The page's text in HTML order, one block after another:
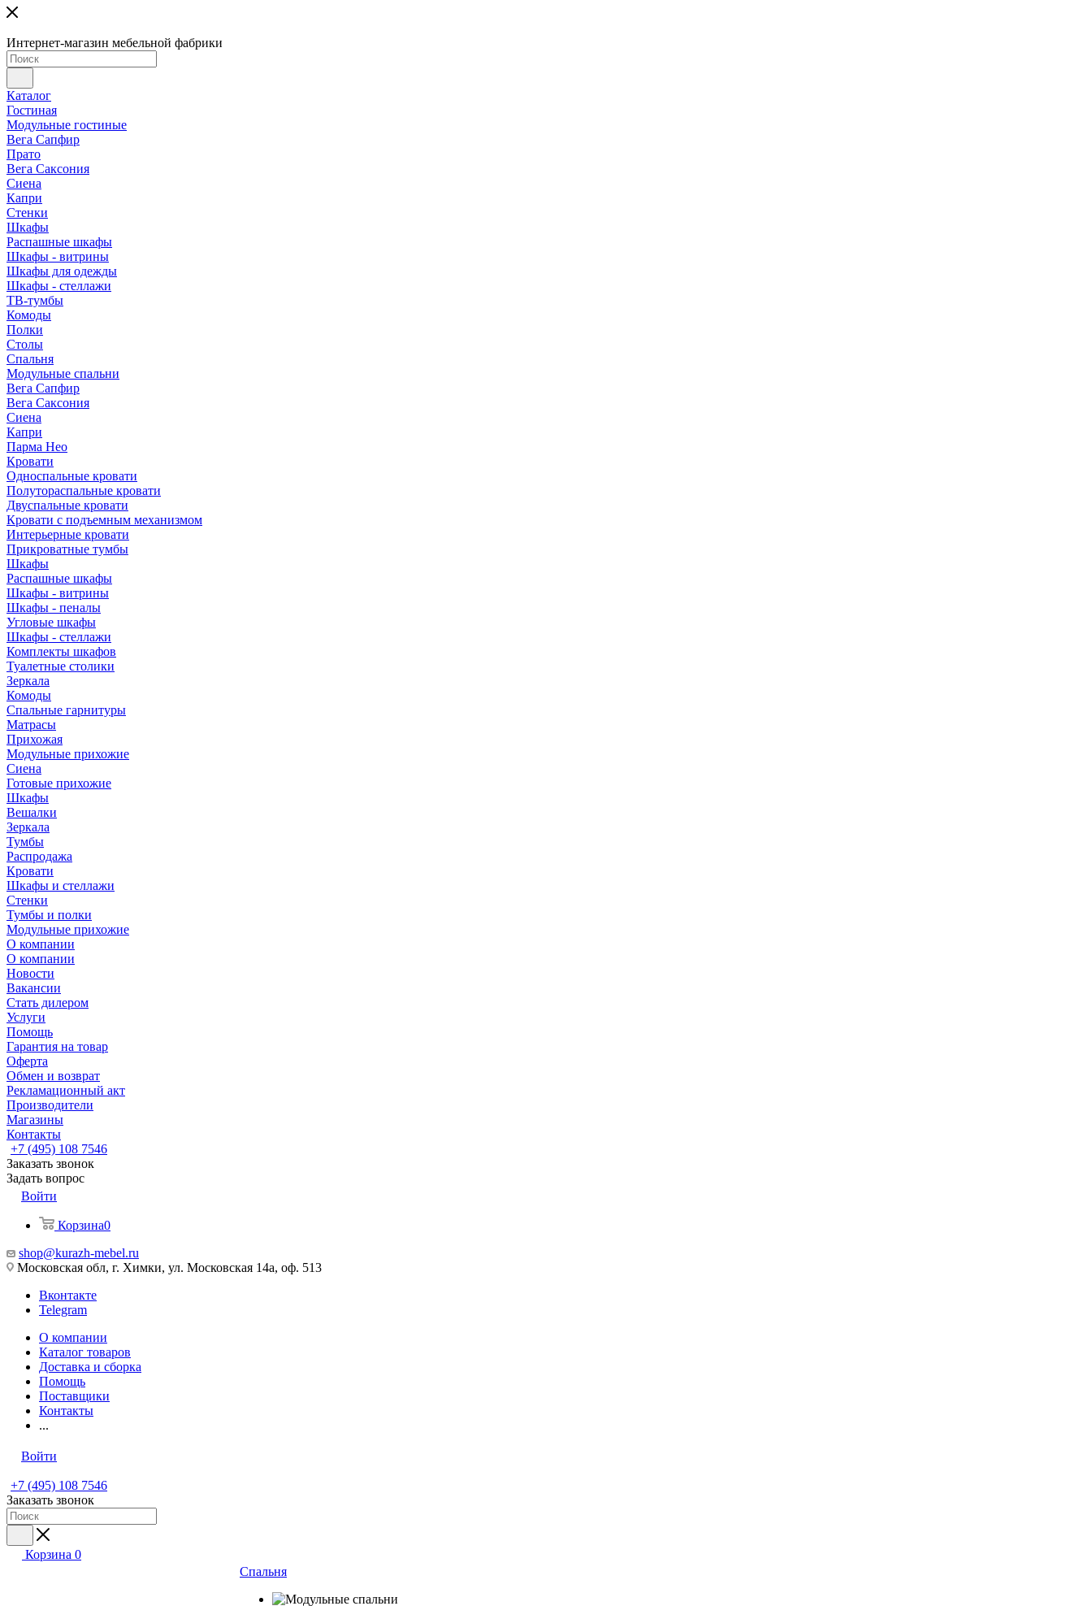
Интернет-магазин мебельной фабрики
Каталог
Гостиная
Модульные гостиные
Вега Сапфир
Прато
Вега Саксония
Сиена
Капри
Стенки
Шкафы
Распашные шкафы
Шкафы - витрины
Шкафы для одежды
Шкафы - стеллажи
ТВ-тумбы
Комоды
Полки
Столы
Спальня
Модульные спальни
Вега Сапфир
Вега Саксония
Сиена
Капри
Парма Нео
Кровати
Односпальные кровати
Полутораспальные кровати
Двуспальные кровати
Кровати с подъемным механизмом
Интерьерные кровати
Прикроватные тумбы
Шкафы
Распашные шкафы
Шкафы - витрины
Шкафы - пеналы
Угловые шкафы
Шкафы - стеллажи
Комплекты шкафов
Туалетные столики
Зеркала
Комоды
Спальные гарнитуры
Матрасы
Прихожая
Модульные прихожие
Сиена
Готовые прихожие
Шкафы
Вешалки
Зеркала
Тумбы
Распродажа
Кровати
Шкафы и стеллажи
Стенки
Тумбы и полки
Модульные прихожие
О компании
О компании
Новости
Вакансии
Стать дилером
Услуги
Помощь
Гарантия на товар
Оферта
Обмен и возврат
Рекламационный акт
Производители
Магазины
Контакты
+7 (495) 108 7546
Заказать звонок
Задать вопрос
Войти
Корзина0
shop@kurazh-mebel.ru
Московская обл, г. Химки, ул. Московская 14а, оф. 513
Вконтакте
Telegram
О компании
Каталог товаров
Доставка и сборка
Помощь
Поставщики
Контакты
...
Войти
+7 (495) 108 7546
Заказать звонок
Корзина 0
Спальня